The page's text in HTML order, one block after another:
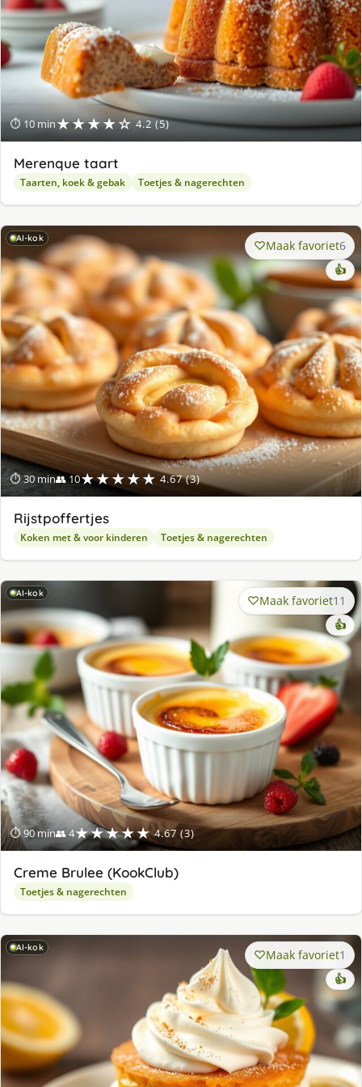
⏱ 10 min★★★★☆ 4.2 (5)
Merenque taart
Taarten, koek & gebak Toetjes & nagerechten
AI-kok
⏱ 30 min👥 10★★★★★ 4.67 (3)
Maak favoriet6
👍
Rijstpoffertjes
Koken met & voor kinderen Toetjes & nagerechten
AI-kok
⏱ 90 min👥 4★★★★★ 4.67 (3)
Maak favoriet11
👍
Creme Brulee (KookClub)
Toetjes & nagerechten
AI-kok Maak favoriet1
👍